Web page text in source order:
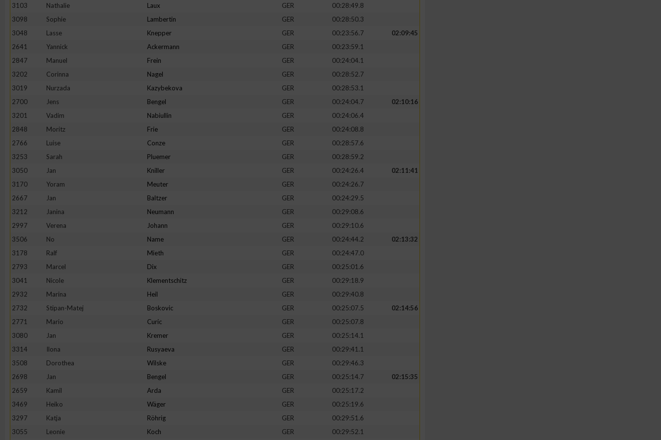
3103
Nathalie Laux GER
00:28:49.8
3098
Sophie Lambertin GER
00:28:50.3
3048
Lasse Knepper GER 00:23:56.7
02:09:45
2641
Yannick Ackermann GER
00:23:59.1
2847
Manuel Frein GER
00:24:04.1
3202
Corinna Nagel GER
00:28:52.7
3019
Nurzada Kazybekova GER
00:28:53.1
2700
Jens Bengel GER 00:24:04.7
02:10:16
3201
Vadim Nabiullin GER
00:24:06.4
2848
Moritz Frie GER
00:24:08.8
2766
Luise Conze GER
00:28:57.6
3253
Sarah Pluemer GER
00:28:59.2
3050
Jan Kniller GER 00:24:26.4
02:11:41
3170
Yoram Meuter GER
00:24:26.7
2667
Jan Baltzer GER
00:24:29.5
3212
Janina Neumann GER
00:29:08.6
2997
Verena Johann GER
00:29:10.6
3506
No Name GER 00:24:44.2
02:13:32
3178
Ralf Mieth GER
00:24:47.0
2793
Marcel Dix GER
00:25:01.6
3041
Nicole Klementschitz GER
00:29:18.9
2932
Marina Heil GER
00:29:40.8
2732
Stipan-Matej Boskovic GER 00:25:07.5
02:14:56
2771
Mario Curic GER
00:25:07.8
3080
Jan Kremer GER
00:25:14.1
3314
Ilona Rusyaeva GER
00:29:41.1
3508
Dorothea Wilske GER
00:29:46.3
2698
Jan Bengel GER 00:25:14.7
02:15:35
2659
Kamil Arda GER
00:25:17.2
3469
Heiko Wäger GER
00:25:19.6
3297
Katja Röhrig GER
00:29:51.6
3055
Leonie Koch GER 00:29:52.1
Erstellung von Profilen zur Personalisierung von Inhalten
Verwendung von Profilen zur Auswahl personalisierter Inhalte
verschiedenen Quellen
Entwicklung und Verbesserung der Angebote
Verwendung reduzierter Daten zur Auswahl von Inhalten
IAB-Besonderheiten:
Verwendung genauer Standortdaten
Nicht-IAB-Verarbeitungszwecke:
Performance
Funktional
Werbung